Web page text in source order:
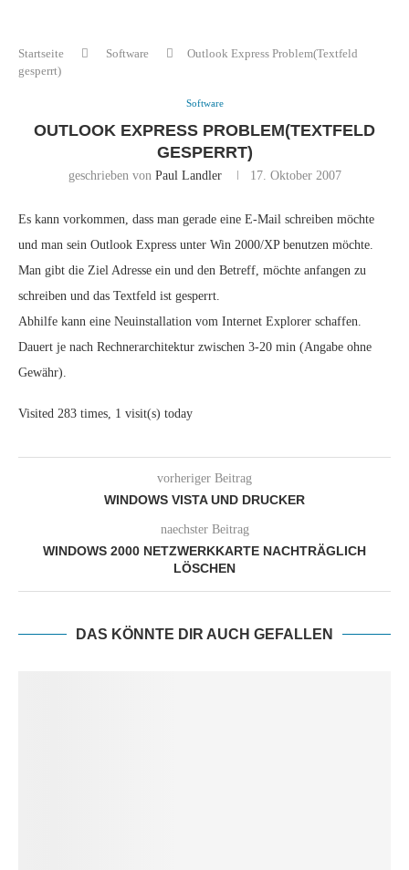
Startseite Software
Outlook Express Problem(Textfeld
gesperrt)
Software
OUTLOOK EXPRESS PROBLEM(TEXTFELD
GESPERRT)
geschrieben von Paul Landler 17. Oktober 2007
Es kann vorkommen, dass man gerade eine E-Mail schreiben möchte
und man sein Outlook Express unter Win 2000/XP benutzen möchte.
Man gibt die Ziel Adresse ein und den Betreff, möchte anfangen zu
schreiben und das Textfeld ist gesperrt.
Abhilfe kann eine Neuinstallation vom Internet Explorer schaffen.
Dauert je nach Rechnerarchitektur zwischen 3-20 min (Angabe ohne
Gewähr).
Visited 283 times, 1 visit(s) today
vorheriger Beitrag
WINDOWS VISTA UND DRUCKER
naechster Beitrag
WINDOWS 2000 NETZWERKKARTE NACHTRÄGLICH
LÖSCHEN
DAS KÖNNTE DIR AUCH GEFALLEN